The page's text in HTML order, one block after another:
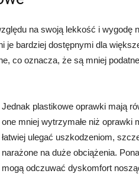
na swoją lekkość i wygodę
bardziej dostępnymi dla
co oznacza, że są mniej
Jednak plastikowe oprawki mają
one mniej wytrzymałe niż oprawki
łatwiej ulegać uszkodzeniom,
narażone na duże obciążenia.
mogą odczuwać dyskomfort